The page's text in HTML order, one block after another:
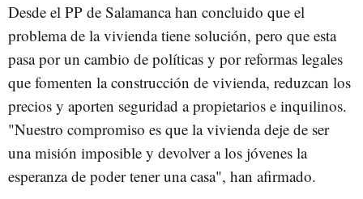
Desde el PP de Salamanca han concluido que el
problema de la vivienda tiene solución, pero que esta
pasa por un cambio de políticas y por reformas legales
que fomenten la construcción de vivienda, reduzcan los
precios y aporten seguridad a propietarios e inquilinos.
"Nuestro compromiso es que la vivienda deje de ser
una misión imposible y devolver a los jóvenes la
esperanza de poder tener una casa", han afirmado.